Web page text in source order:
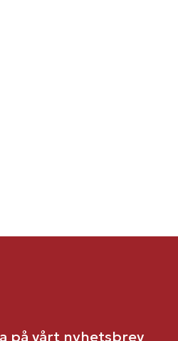
på vårt nyhetsbrev